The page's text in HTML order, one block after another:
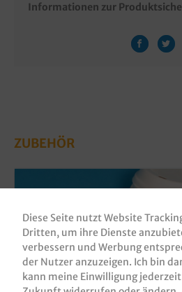
Informationen zur
ZUBEHÖR
Diese Seite nutzt Website
Dritten, um ihre Dienste
verbessern und Werbung
der Nutzer anzuzeigen. Ich bin
kann meine Einwilligung